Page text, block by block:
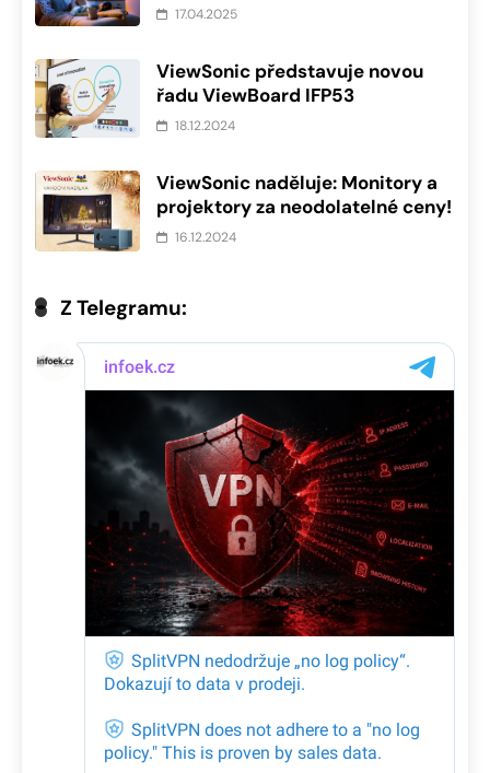
17.04.2025
ViewSonic představuje novou
řadu ViewBoard IFP53
18.12.2024
ViewSonic naděluje: Monitory a
projektory za neodolatelné ceny!
16.12.2024
Z Telegramu: